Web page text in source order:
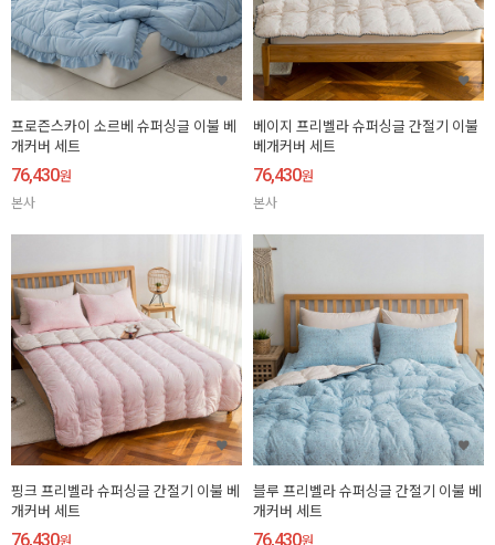
프로즌스카이 소르베 슈퍼싱글 이불 베
개커버 세트
76,430원
본사
베이지 프리벨라 슈퍼싱글 간절기 이불
베개커버 세트
76,430원
본사
핑크 프리벨라 슈퍼싱글 간절기 이불 베
개커버 세트
76,430원
블루 프리벨라 슈퍼싱글 간절기 이불 베
개커버 세트
76,430원